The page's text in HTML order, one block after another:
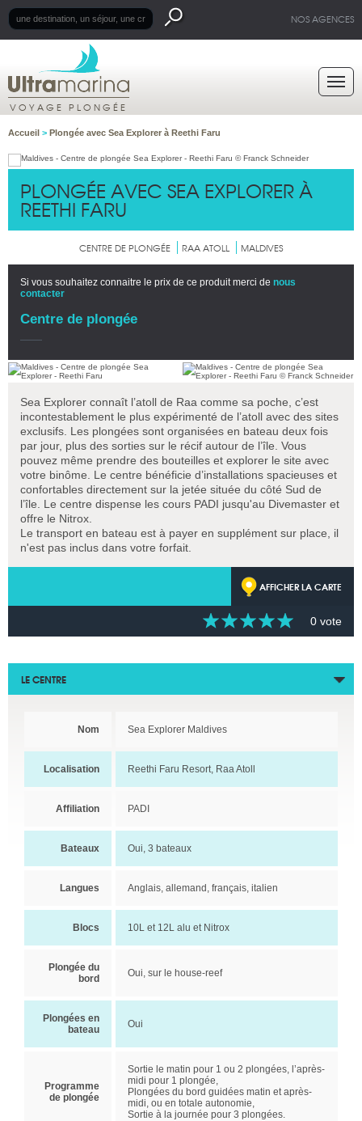
NOS AGENCES
VOYAGE PLONGÉE
Accueil > Plongée avec Sea Explorer à Reethi Faru
PLONGÉE AVEC SEA EXPLORER À
REETHI FARU
CENTRE DE PLONGÉE RAA ATOLL MALDIVES
Si vous souhaitez connaitre le prix de ce produit merci de nous
contacter
Centre de plongée
Sea Explorer connaît l’atoll de Raa comme sa poche, c’est
incontestablement le plus expérimenté de l’atoll avec des sites
exclusifs. Les plongées sont organisées en bateau deux fois
par jour, plus des sorties sur le récif autour de l’île. Vous
pouvez même prendre des bouteilles et explorer le site avec
votre binôme. Le centre bénéficie d’installations spacieuses et
confortables directement sur la jetée située du côté Sud de
l’île. Le centre dispense les cours PADI jusqu'au Divemaster et
offre le Nitrox.
Le transport en bateau est à payer en supplément sur place, il
n'est pas inclus dans votre forfait.
AFFICHER LA CARTE
0 vote
LE CENTRE
Nom Sea Explorer Maldives
Localisation Reethi Faru Resort, Raa Atoll
Affiliation PADI
Bateaux Oui, 3 bateaux
Langues Anglais, allemand, français, italien
Blocs 10L et 12L alu et Nitrox
Plongée du
bord
Oui, sur le house-reef
Plongées en
bateau
Oui
Programme
de plongée
Sortie le matin pour 1 ou 2 plongées, l’après-
midi pour 1 plongée,
Plongées du bord guidées matin et après-
midi, ou en totale autonomie,
Sortie à la journée pour 3 plongées.